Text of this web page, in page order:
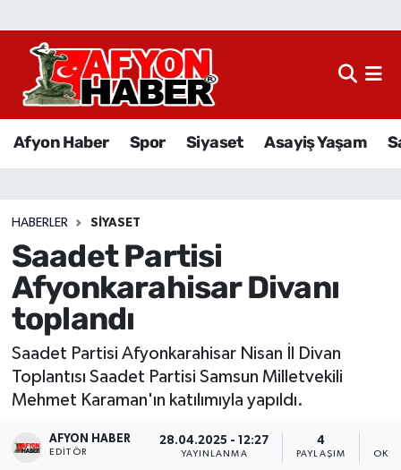
Afyon Haber Spor Siyaset Asayiş Yaşam
HABERLER SIYASET
Saadet Partisi
Afyonkarahisar Divanı
toplandı
Saadet Partisi Afyonkarahisar Nisan İl Divan
Toplantısı Saadet Partisi Samsun Milletvekili
Mehmet Karaman'ın katılımıyla yapıldı.
AFYON HABER
EDITÖR
28.04.2025 - 12:27
YAYINLANMA
4
PAYLAŞIM
Afyon Haber
Sağlık
Eğitim
Ekonomi
Magazin